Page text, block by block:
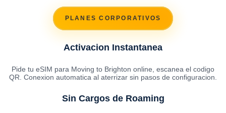
PLANES CORPORATIVOS
Activacion Instantanea
Pide tu eSIM para Moving to Brighton online, escanea el codigo
QR. Conexion automatica al aterrizar sin pasos de configuracion.
Sin Cargos de Roaming